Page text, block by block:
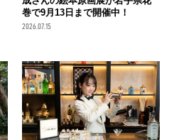
巻で9月13日まで開催中！
2026.07.15